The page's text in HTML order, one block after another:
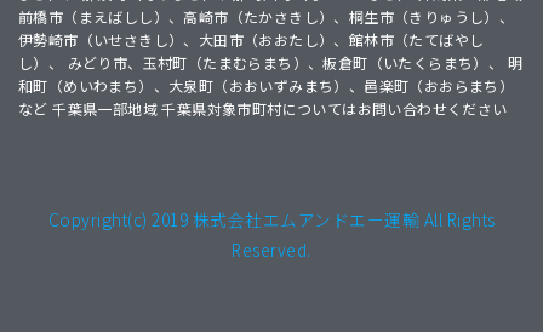
前橋市（まえばしし）、高崎市（たかさきし）、桐生市（きりゅうし）、
伊勢崎市（いせさきし）、大田市（おおたし）、館林市（たてばやし
し）、 みどり市、玉村町（たまむらまち）、板倉町（いたくらまち）、 明
和町（めいわまち）、大泉町（おおいずみまち）、邑楽町（おおらまち）
など 千葉県一部地域 千葉県対象市町村についてはお問い合わせください
Copyright(c) 2019 株式会社エムアンドエー運輸 All Rights
Reserved.